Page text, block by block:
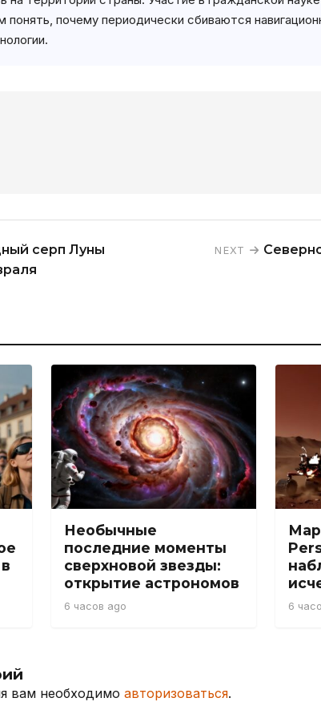
понять, почему периодически сбиваются
серп Луны
NEXT
Необычные
последние моменты
сверхновой звезды:
открытие астрономов
6 часов ago 6
вам необходимо авторизоваться.